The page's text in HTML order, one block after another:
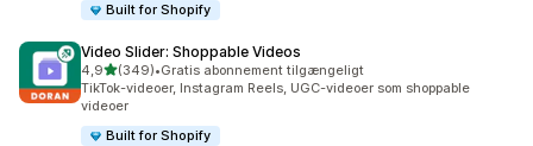
Built for Shopify
Video Slider: Shoppable Videos
4,9ud af 5 stjerner
(349)
349 anmeldelser i alt
•Gratis abonnement tilgængeligt
TikTok-videoer, Instagram Reels, UGC-videoer som shoppable
videoer
Built for Shopify